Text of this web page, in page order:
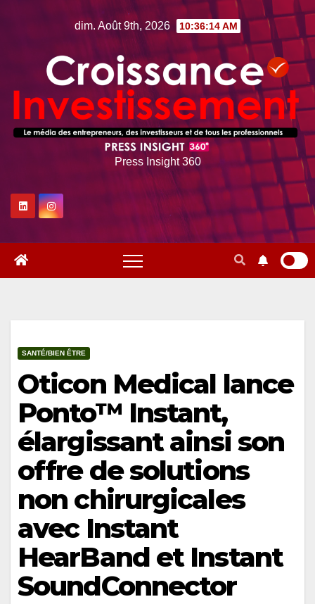
dim. Août 9th, 2026 10:36:16 AM
Press Insight 360
SANTÉ/BIEN ÊTRE
Oticon Medical lance
Ponto™ Instant,
élargissant ainsi son
offre de solutions
non chirurgicales
avec Instant
HearBand et Instant
SoundConnector